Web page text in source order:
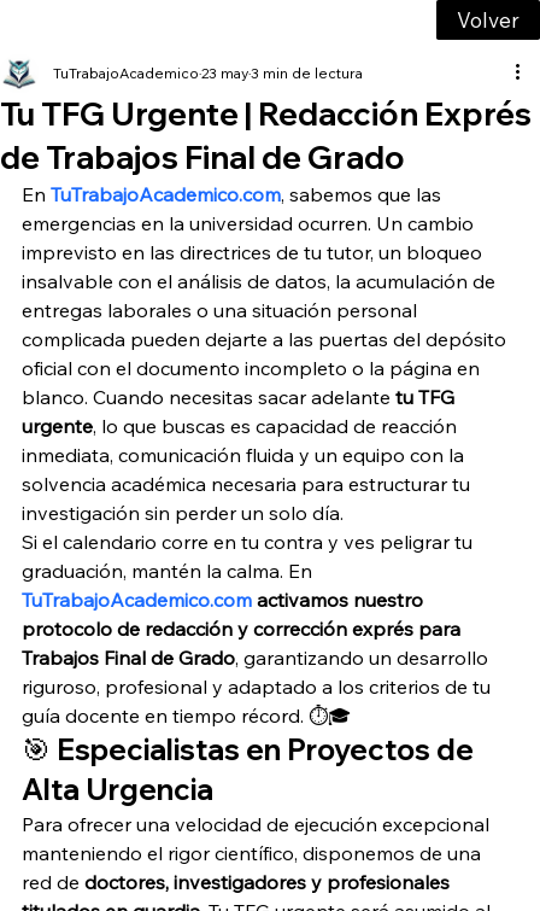
Volver
Tu TFG Urgente | Redacción Exprés
de Trabajos Final de Grado
TuTrabajoAcademico 23 may3 min de lectura
En TuTrabajoAcademico.com, sabemos que las
emergencias en la universidad ocurren. Un cambio
imprevisto en las directrices de tu tutor, un bloqueo
insalvable con el análisis de datos, la acumulación de
entregas laborales o una situación personal
complicada pueden dejarte a las puertas del depósito
oficial con el documento incompleto o la página en
blanco. Cuando necesitas sacar adelante tu TFG
urgente, lo que buscas es capacidad de reacción
inmediata, comunicación fluida y un equipo con la
solvencia académica necesaria para estructurar tu
investigación sin perder un solo día.
Si el calendario corre en tu contra y ves peligrar tu
graduación, mantén la calma. En
TuTrabajoAcademico.com activamos nuestro
protocolo de redacción y corrección exprés para
Trabajos Final de Grado, garantizando un desarrollo
riguroso, profesional y adaptado a los criterios de tu
guía docente en tiempo récord. ⏱️🎓
🎯 Especialistas en Proyectos de
Alta Urgencia
Para ofrecer una velocidad de ejecución excepcional
manteniendo el rigor científico, disponemos de una
red de doctores, investigadores y profesionales